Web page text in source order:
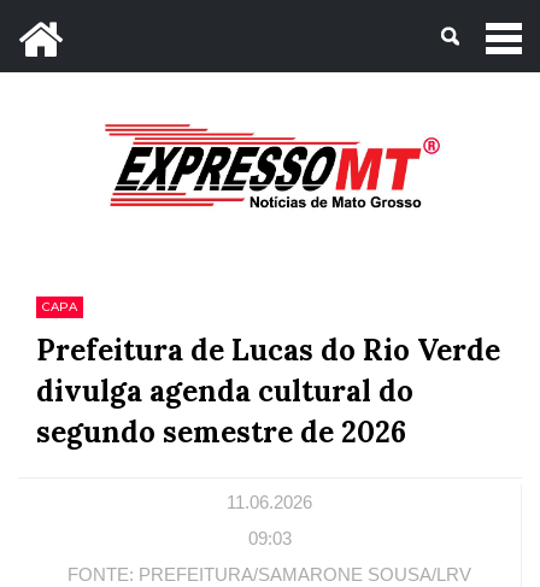
Mato Grosso, 09 de Agosto de 2026
CAPA
Prefeitura de Lucas do Rio Verde
divulga agenda cultural do
segundo semestre de 2026
11.06.2026
09:03
FONTE: PREFEITURA/SAMARONE SOUSA/LRV